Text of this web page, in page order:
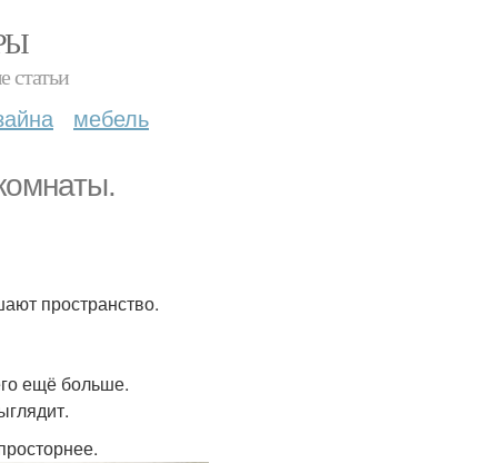
статьи
мебель
пространство.
ещё больше.